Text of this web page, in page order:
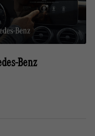
Benz